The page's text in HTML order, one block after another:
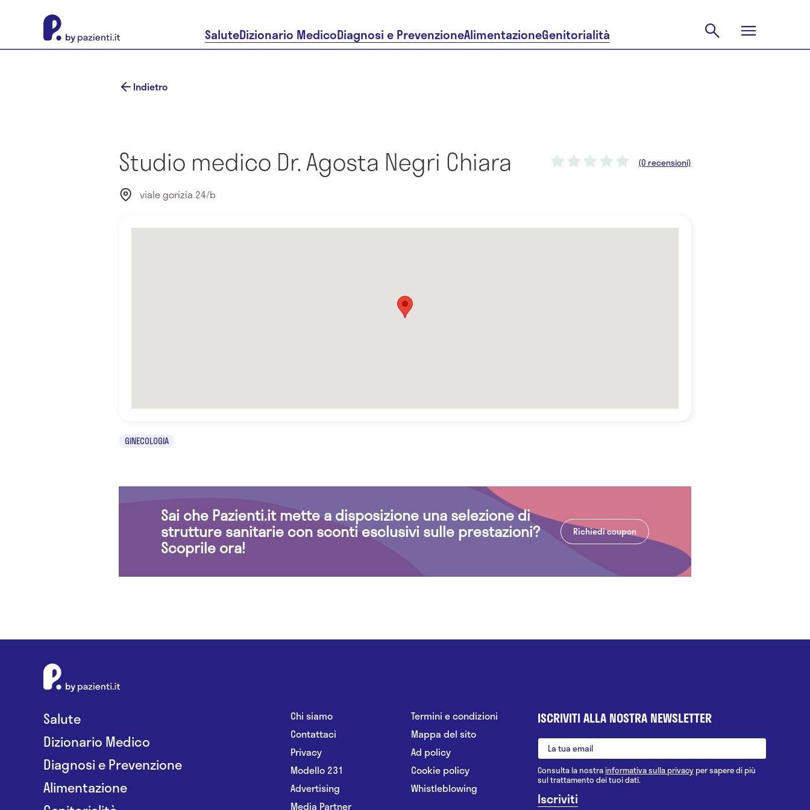
SaluteDizionario MedicoDiagnosi e PrevenzioneAlimentazioneGenitorialità
Indietro
Studio medico Dr. Agosta Negri Chiara (0 recensioni)
viale gorizia 24/b
GINECOLOGIA
Sai che Pazienti.it mette a disposizione una selezione di
strutture sanitarie con sconti esclusivi sulle prestazioni?
Scoprile ora!
Richiedi coupon
Salute
Dizionario Medico
Diagnosi e Prevenzione
Alimentazione
Chi siamo
Contattaci
Privacy
Modello 231
Advertising
Media Partner
Termini e condizioni
Mappa del sito
Ad policy
Cookie policy
Whistleblowing
ISCRIVITI ALLA NOSTRA NEWSLETTER
Consulta la nostrainformativa sulla privacy per sapere di più
sul trattamento dei tuoi dati.